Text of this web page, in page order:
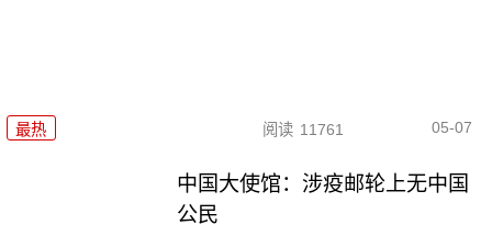
最热 阅读 11761 05-07
中国大使馆：涉疫邮轮上无中国
公民